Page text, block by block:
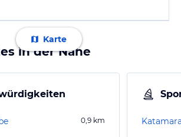
Karte
in der Nähe
0,9 km